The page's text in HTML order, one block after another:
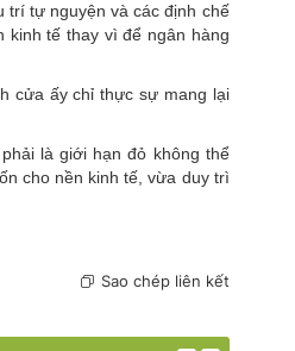
trí tự nguyện và các định chế
kinh tế thay vì để ngân hàng
cửa ấy chỉ thực sự mang lại
là giới hạn đỏ không thể
cho nền kinh tế, vừa duy trì
Sao chép liên kết